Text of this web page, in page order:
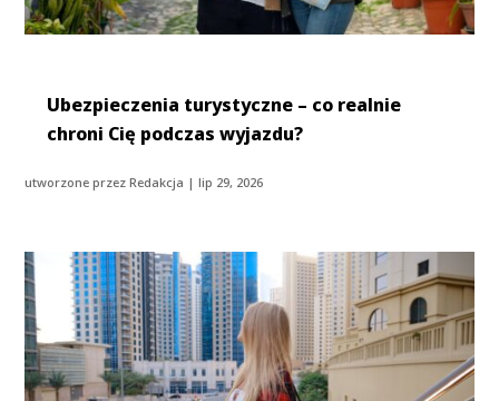
Ubezpieczenia turystyczne – co realnie
chroni Cię podczas wyjazdu?
utworzone przezRedakcja |lip 29, 2026